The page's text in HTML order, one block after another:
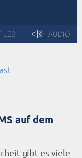
auf dem
gibt es viele